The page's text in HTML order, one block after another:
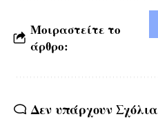
Μοιραστείτε το
άρθρο:
Δεν υπάρχουν Σχόλια